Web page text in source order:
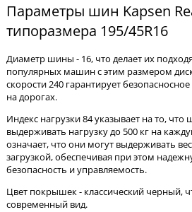
Параметры шин Kapsen
типоразмера 195/45R16
Диаметр шины - 16, что делает их
популярных машин с этим размером
скорости 240 гарантирует
на дорогах.
Индекс нагрузки 84 указывает на то,
выдерживать нагрузку до 500 кг на
означает, что они могут выдерживать
загрузкой, обеспечивая при этом
безопасность и управляемость.
Цвет покрышек - классический черный,
современный вид.